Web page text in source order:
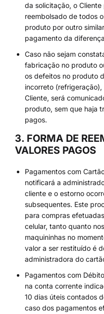
da solicitação, o
reembolsado de todos
produto por outro
pagamento da
Caso não sejam
fabricação no produto
os defeitos no produto
incorreto
Cliente, será
produto, sem que haja
pagos.
3. FORMA DE
VALORES PAGOS
Pagamentos com
notificará a
cliente e o estorno
subsequentes. Este
para compras
celular, tanto quanto
maquininhas no
valor a ser restituído é
administradora do
Pagamentos com
na conta corrente
10 dias úteis contados
caso dos pagamentos